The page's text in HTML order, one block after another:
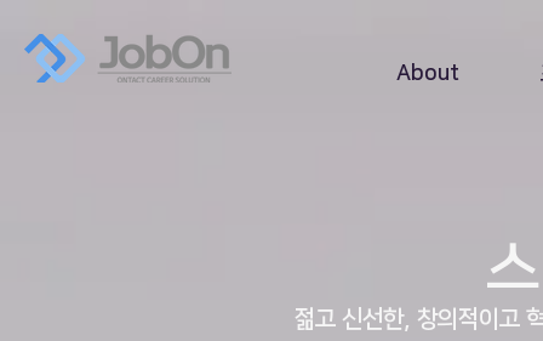
About
젊고 신선한, 창의적이고